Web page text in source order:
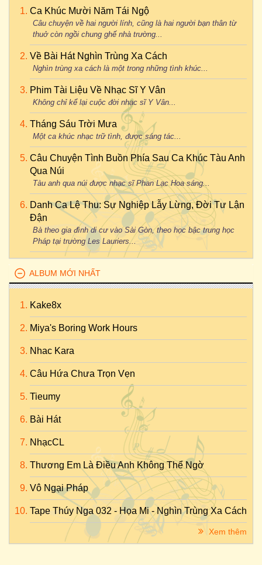
Ca Khúc Mười Năm Tái Ngộ
Câu chuyện về hai người lính, cũng là hai người bạn thân từ
thuở còn ngồi chung ghế nhà trường...
Về Bài Hát Nghìn Trùng Xa Cách
Nghìn trùng xa cách là một trong những tình khúc...
Phim Tài Liệu Về Nhạc Sĩ Y Vân
Không chỉ kể lại cuộc đời nhạc sĩ Y Vân...
Tháng Sáu Trời Mưa
Một ca khúc nhạc trữ tình, được sáng tác...
Câu Chuyện Tình Buồn Phía Sau Ca Khúc Tàu Anh
Qua Núi
Tàu anh qua núi được nhạc sĩ Phan Lạc Hoa sáng...
Danh Ca Lệ Thu: Sự Nghiệp Lẫy Lừng, Đời Tư Lận
Đận
Bà theo gia đình di cư vào Sài Gòn, theo học bậc trung học
Pháp tại trường Les Lauriers...
ALBUM MỚI NHẤT
Kake8x
Miya's Boring Work Hours
Nhac Kara
Câu Hứa Chưa Trọn Vẹn
Tieumy
Bài Hát
NhạcCL
Thương Em Là Điều Anh Không Thể Ngờ
Vô Ngại Pháp
Tape Thúy Nga 032 - Họa Mi - Nghìn Trùng Xa Cách
Xem thêm